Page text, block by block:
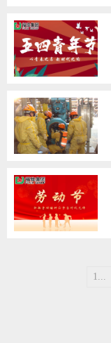
1...